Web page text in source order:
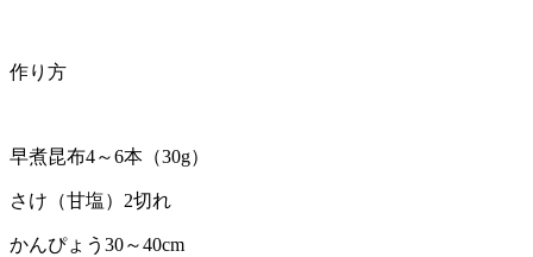
作り方
早煮昆布4～6本（30g）
さけ（甘塩）2切れ
かんぴょう30～40cm